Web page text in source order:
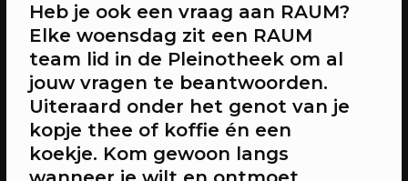
Ruimte voor vragen
Elke woensdag, alles wat je wil weten
over RAUM
Heb je ook een vraag aan RAUM?
Elke woensdag zit een RAUM
team lid in de Pleinotheek om al
jouw vragen te beantwoorden.
Uiteraard onder het genot van je
kopje thee of koffie én een
koekje. Kom gewoon langs